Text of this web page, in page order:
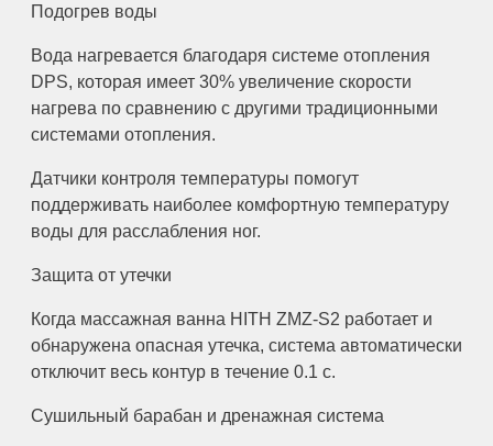
Подогрев воды
Вода нагревается благодаря системе отопления
DPS, которая имеет 30% увеличение скорости
нагрева по сравнению с другими традиционными
системами отопления.
Датчики контроля температуры помогут
поддерживать наиболее комфортную температуру
воды для расслабления ног.
Защита от утечки
Когда массажная ванна HITH ZMZ-S2 работает и
обнаружена опасная утечка, система автоматически
отключит весь контур в течение 0.1 с.
Сушильный барабан и дренажная система